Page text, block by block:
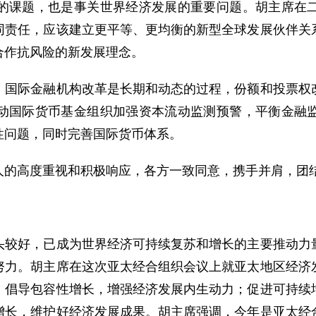
，也是事关世界经济发展的重要问题。胡主席在
任，应该建立更平等、更均衡的新型全球发展伙伴
抗风险的新发展理念。
金融机构改革是长期和动态的过程，份额和投票权
国际货币基金组织加强资本流动监测预警，平衡金融
题，同时完善国际货币体系。
度重视和积极响应，各方一致同意，携手并肩，团
，已成为世界经济可持续复苏和增长的主要推动力
。胡主席在这次亚太经合组织会议上就亚太地区经
导包容性增长，增强经济发展内生动力；促进可持
，维护好经济发展成果。胡主席强调，今年是亚太